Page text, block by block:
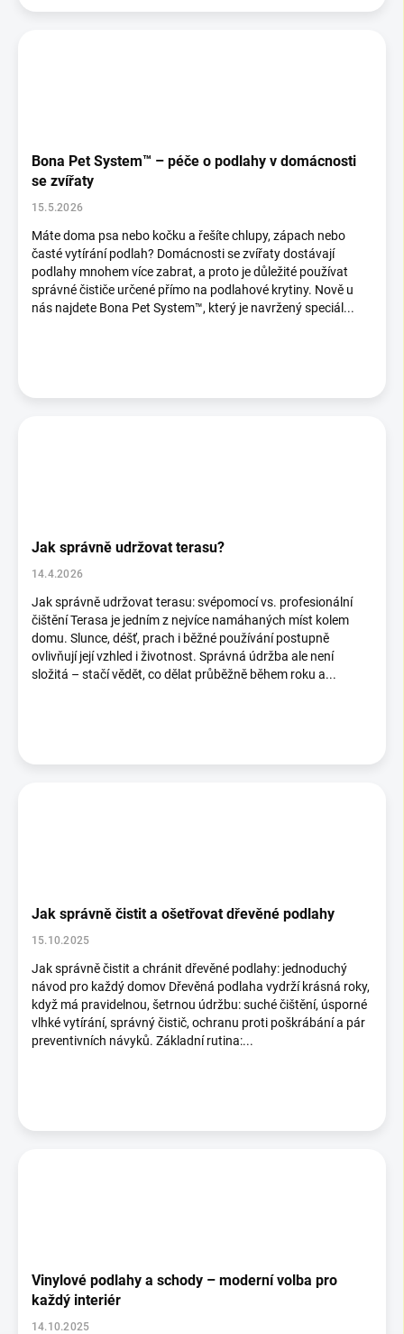
Bona Pet System™ – péče o podlahy v domácnosti
se zvířaty
15.5.2026
Máte doma psa nebo kočku a řešíte chlupy, zápach nebo
časté vytírání podlah? Domácnosti se zvířaty dostávají
podlahy mnohem více zabrat, a proto je důležité používat
správné čističe určené přímo na podlahové krytiny. Nově u
nás najdete Bona Pet System™, který je navržený speciál...
Jak správně udržovat terasu?
14.4.2026
Jak správně udržovat terasu: svépomocí vs. profesionální
čištění Terasa je jedním z nejvíce namáhaných míst kolem
domu. Slunce, déšť, prach i běžné používání postupně
ovlivňují její vzhled i životnost. Správná údržba ale není
složitá – stačí vědět, co dělat průběžně během roku a...
Jak správně čistit a ošetřovat dřevěné podlahy
15.10.2025
Jak správně čistit a chránit dřevěné podlahy: jednoduchý
návod pro každý domov Dřevěná podlaha vydrží krásná roky,
když má pravidelnou, šetrnou údržbu: suché čištění, úsporné
vlhké vytírání, správný čistič, ochranu proti poškrábání a pár
preventivních návyků. Základní rutina:...
Vinylové podlahy a schody – moderní volba pro
každý interiér
14.10.2025